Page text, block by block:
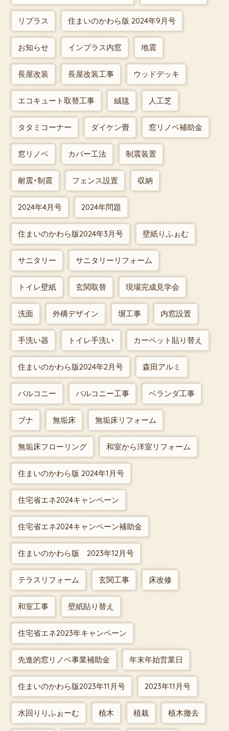
リプラス 住まいのかわら版 2024年9月号
お知らせ インプラス内窓 地震
長屋改装 長屋改装工事 ウッドデッキ
エコキュート取替工事 絨毯 人工芝
タタミコーナー ダイケン畳 窓リノベ補助金
窓リノベ カバー工法 制震装置
耐震・制震 フェンス設置 収納
2024年4月号 2024年問題
住まいのかわら版2024年3月号 壁紙りふぉむ
サニタリー サニタリーリフォーム
トイレ壁紙 玄関取替 現場完成見学会
洗面 外構デザイン 塀工事 内窓設置
手洗い器 トイレ手洗い カーペット貼り替え
住まいのかわら版2024年2月号 森田アルミ
バルコニー バルコニー工事 ベランダ工事
ブナ 無垢床 無垢床リフォーム
無垢床フローリング 和室から洋室リフォーム
住まいのかわら版 2024年1月号
住宅省エネ2024キャンペーン
住宅省エネ2024キャンペーン補助金
住まいのかわら版 2023年12月号
テラスリフォーム 玄関工事 床改修
和室工事 壁紙貼り替え
住宅省エネ2023年キャンペーン
先進的窓リノベ事業補助金 年末年始営業日
住まいのかわら版2023年11月号 2023年11月号
水回りりふぉーむ 植木 植栽 植木撤去